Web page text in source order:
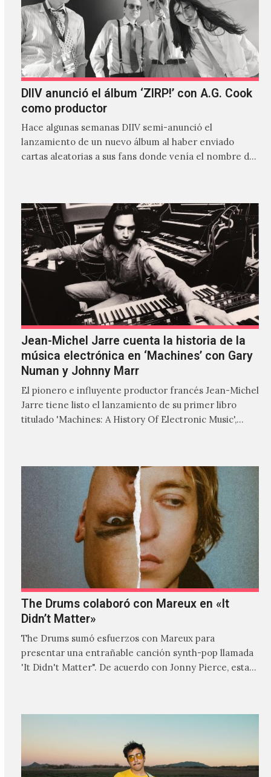
DIIV anunció el álbum ‘ZIRP!’ con A.G. Cook
como productor
Hace algunas semanas DIIV semi-anunció el
lanzamiento de un nuevo álbum al haber enviado
cartas aleatorias a sus fans donde venía el nombre de
Jean-Michel Jarre cuenta la historia de la
música electrónica en ‘Machines’ con Gary
Numan y Johnny Marr
El pionero e influyente productor francés Jean-Michel
Jarre tiene listo el lanzamiento de su primer libro
titulado 'Machines: A History Of Electronic Music',
The Drums colaboró con Mareux en «It
Didn’t Matter»
The Drums sumó esfuerzos con Mareux para
presentar una entrañable canción synth-pop llamada
'It Didn't Matter". De acuerdo con Jonny Pierce, esta